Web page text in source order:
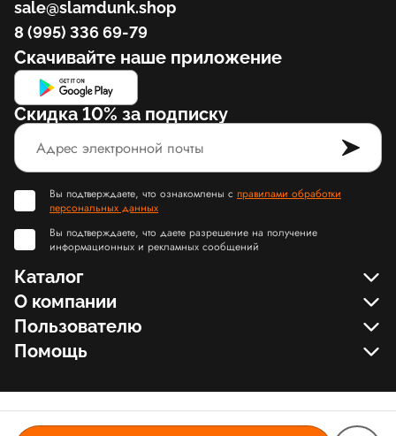
sale@slamdunk.shop
8 (995) 336 69-79
Скачивайте наше приложение
Скидка 10% за подписку
Вы подтверждаете, что ознакомлены с правилами обработки
персональных данных
Вы подтверждаете, что даете разрешение на получение
информационных и рекламных сообщений
Каталог
О компании
Пользователю
Помощь